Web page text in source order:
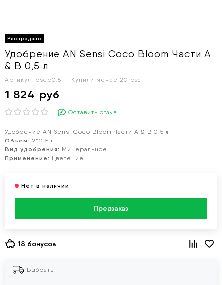
Удобрение AN Sensi Coco Bloom Части A
& B 0,5 л
Артикул: pscb0.5 Купили менее 20 раз
1 824 руб
Оставить отзыв
Удобрение AN Sensi Coco Bloom Части A & B 0,5 л
Объем: 2*0,5 л
Вид удобрения: Минеральное
Применение: Цветение
Предзаказ
18 бонусов
Выбрать